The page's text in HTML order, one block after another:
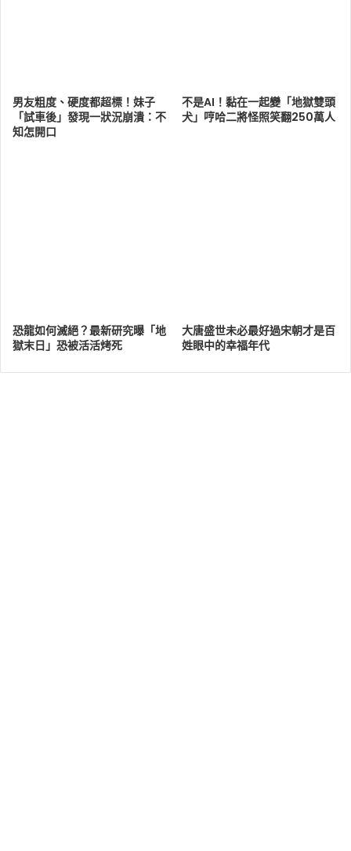
男友粗度、硬度都超標！妹子
「試車後」發現一狀況崩潰：不
知怎開口
不是AI！黏在一起變「地獄雙頭
犬」哼哈二將怪照笑翻250萬人
恐龍如何滅絕？最新研究曝「地
獄末日」恐被活活烤死
大唐盛世未必最好過宋朝才是百
姓眼中的幸福年代